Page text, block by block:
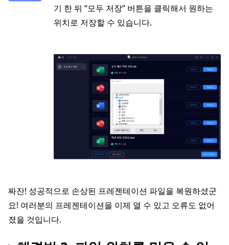
기 한 뒤 “모두 저장” 버튼을 클릭해서 원하는
위치로 저장할 수 있습니다.
짜잔! 성공적으로 손상된 프레젠테이션 파일을 복원하셨군
요! 여러분의 프레젠테이션을 이제 열 수 있고 오류도 없어
졌을 것입니다.